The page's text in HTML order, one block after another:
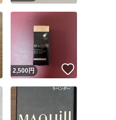
いいね！
2,500円